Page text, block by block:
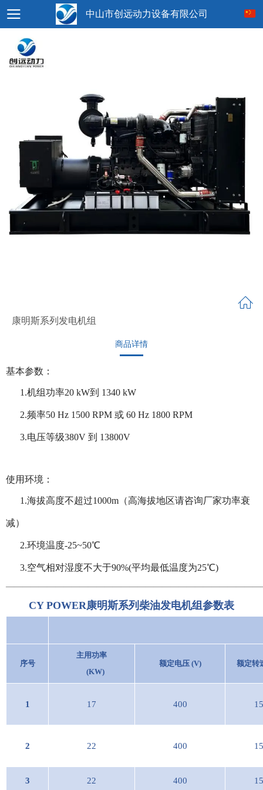
中山市创远动力设备有限公司
康明斯系列发电机组
商品详情
基本参数：
1.机组功率20 kW到 1340 kW
2.频率50 Hz 1500 RPM 或 60 Hz 1800 RPM
3.电压等级380V 到 13800V
使用环境：
1.海拔高度不超过1000m（高海拔地区请咨询厂家功率衰
减）
2.环境温度-25~50℃
3.空气相对湿度不大于90%(平均最低温度为25℃)
—————————————————————
CY POWER康明斯系列 柴油发电机组参数表
序号
主用功率
(KW)
额定电压 (V) 额定转
1 17 400
2 22 400
3 22 400